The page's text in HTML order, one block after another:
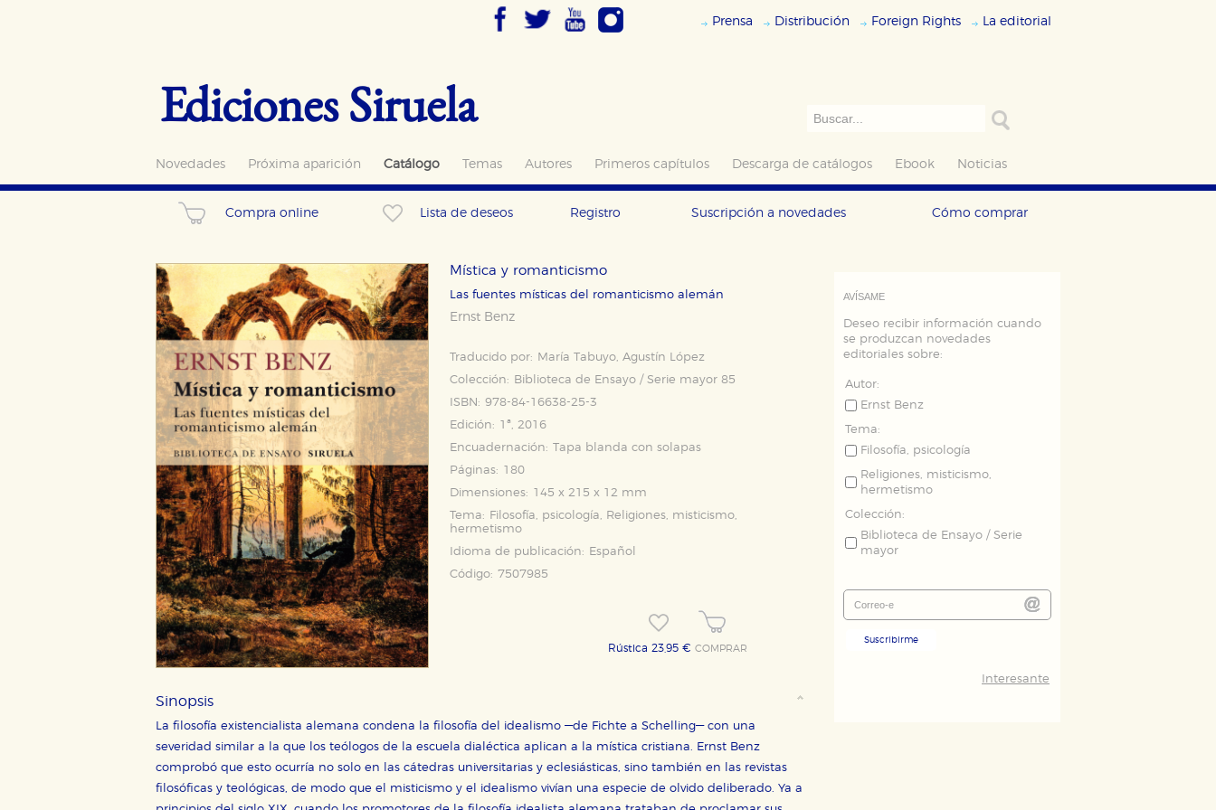
Prensa Distribución Foreign Rights La editorial
Ediciones Siruela
Novedades Próxima aparición Catálogo Temas Autores Primeros capítulos Descarga de catálogos Ebook Noticias
Compra online Lista de deseos Registro Suscripción a novedades Cómo comprar
Mística y romanticismo
Las fuentes místicas del romanticismo alemán
Ernst Benz
Traducido por:
María Tabuyo, Agustín López
Colección:
Biblioteca de Ensayo / Serie mayor 85
ISBN: 978-84-16638-25-3
Edición: 1ª, 2016
Encuadernación: Tapa blanda con solapas
Páginas: 180
Dimensiones: 145 x 215 x 12 mm
Tema:
Filosofía, psicología, Religiones, misticismo,
hermetismo
Idioma de publicación:
Español
Código: 7507985
Rústica 23,95 €COMPRAR
Sinopsis
La filosofía existencialista alemana condena la filosofía del idealismo —de Fichte a Schelling— con una
severidad similar a la que los teólogos de la escuela dialéctica aplican a la mística cristiana. Ernst Benz
comprobó que esto ocurría no solo en las cátedras universitarias y eclesiásticas, sino también en las revistas
filosóficas y teológicas, de modo que el misticismo y el idealismo vivían una especie de olvido deliberado. Ya a
AVÍSAME
Deseo recibir información cuando
se produzcan novedades
editoriales sobre:
Autor:
Ernst Benz
Tema:
Filosofía, psicología
Religiones, misticismo,
hermetismo
Colección:
Biblioteca de Ensayo / Serie
mayor
Suscribirme
Interesante
CONFIGURACIÓN DE COOKIES
Cookies necesarias
Estas cookies son necesarias para que nuestro sitio web funcione y no es posible deshabilitarlas desde nuestro sistema. Es posible
hacerlo desde el navegador, pero en ese caso es posible que algunas áreas de nuestra web dejen de funcionar correctamente.
Cookies de rendimiento y analíticas
Estas cookies se utilizan para mejorar su experiencia de navegación y optimizar el funcionamiento de nuestro sitio web. Almacenan
configuraciones de servicios para que no tenga que reconfigurarlos cada vez que nos visita. La información es agregada y, por lo
tanto, es anónima.